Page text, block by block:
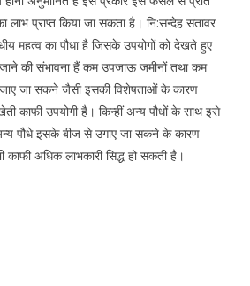
प्राप्त किया जा सकता है। नि:सन्देह सतावर
महत्व का पौधा है जिसके उपयोगों को देखते हुए
की संभावना हैं कम उपजाऊ जमीनों तथा कम
जा सकने जैसी इसकी विशेषताओं के कारण
काफी उपयोगी है। किन्हीं अन्य पौधों के साथ इसे
पौधे इसके बीज से उगाए जा सकने के कारण
अधिक लाभकारी सिद्ध हो सकती है।